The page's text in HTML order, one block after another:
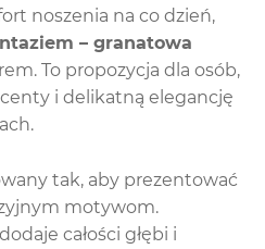
noszenia na co dzień,
– granatowa
To propozycja dla osób,
i delikatną elegancję
tak, aby prezentować
motywom.
całości głębi i